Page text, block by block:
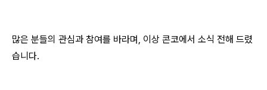
많은 분들의 관심과 참여를 바라며, 이상 콘코에서 소식 전해 드렸
습니다.